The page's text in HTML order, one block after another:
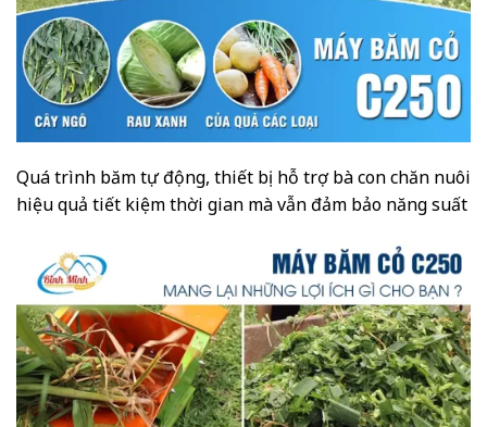
Quá trình băm tự động, thiết bị hỗ trợ bà con chăn nuôi
hiệu quả tiết kiệm thời gian mà vẫn đảm bảo năng suất